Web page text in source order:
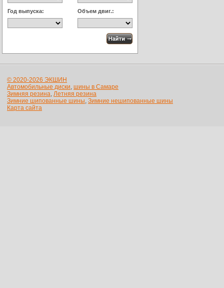
Год выпуска: Объем двиг.:
© 2020-2026 ЭКШИН
Автомобильные диски, шины в Самаре
Зимняя резина, Летняя резина
Зимние шипованные шины, Зимние нешипованные шины
Карта сайта